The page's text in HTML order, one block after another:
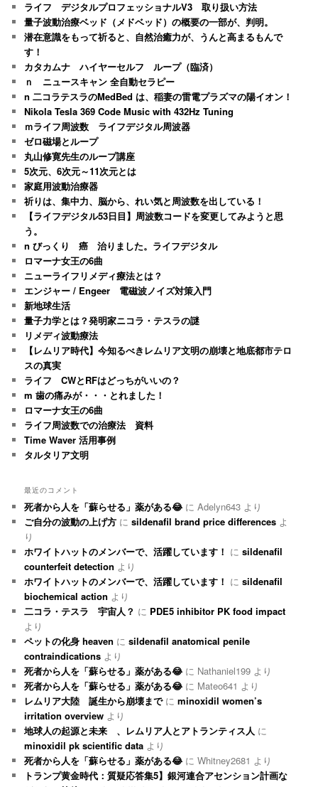
ライフ デジタルプロフェッショナルV3 取り扱い方法
量子波動治療ベッド（メドベッド）の概要の一部が、判明。
潜在意識をもって祈ると、自然治癒力が、うんと高まるもんで
す！
カタカムナ ハイヤーセルフ ループ（臨済）
ｎ ニュースキャン 全自動セラピー
n 二コラテスラのMedBed は、稲妻の雷電プラズマの陽イオン！
Nikola Tesla 369 Code Music with 432Hz Tuning
ｍライフ周波数 ライフデジタル周波器
ゼロ磁場とループ
丸山修寛先生のループ講座
5次元、6次元～11次元とは
家庭用波動治療器
祈りは、集中力、脳から、れい気と周波数を出している！
【ライフデジタル53日目】周波数コードを変更してみようと思
う。
n びっくり 癌 治りました。ライフデジタル
ロマーナ女王の6曲
ニューライフリメディ療法とは？
エンジャー / Engeer 電磁波ノイズ対策入門
新地球生活
量子力学とは？発明家ニコラ・テスラの謎
リメディ波動療法
【レムリア時代】今知るべきレムリア文明の崩壊と地底都市テロ
スの真実
ライフ CWとRFはどっちがいいの？
m 歯の痛みが・・・とれました！
ロマーナ女王の6曲
ライフ周波数での治療法 資料
Time Waver 活用事例
タルタリア文明
最近のコメント
死者から人を「蘇らせる」薬がある😂 にAdelyn643 より
ご自分の波動の上げ方 にsildenafil brand price differences よ
り
ホワイトハットのメンバーで、活躍しています！ にsildenafil
counterfeit detection より
ホワイトハットのメンバーで、活躍しています！ にsildenafil
biochemical action より
二コラ・テスラ 宇宙人？ に PDE5 inhibitor PK food impact
より
ペットの化身 heaven にsildenafil anatomical penile
contraindications より
死者から人を「蘇らせる」薬がある😂 に Nathaniel199 より
死者から人を「蘇らせる」薬がある😂 に Mateo641 より
レムリア大陸 誕生から崩壊までにminoxidil women’s
irritation overview より
地球人の起源と未来 、レムリア人とアトランティス人 に
minoxidil pk scientific data より
死者から人を「蘇らせる」薬がある😂 にWhitney2681 より
トランプ黄金時代：質疑応答集5】銀河連合アセンション計画な